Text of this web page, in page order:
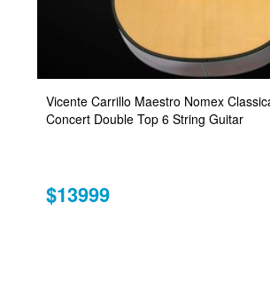
Vicente Carrillo Maestro Nomex
Concert Double Top 6 String Guitar
$13999